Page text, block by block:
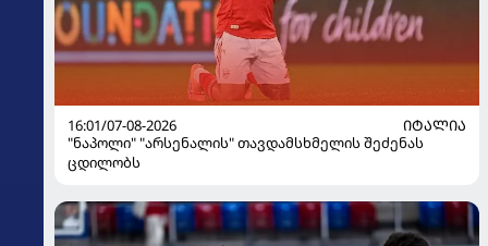
16:01/07-08-2026
ᲘᲢᲐᲚᲘᲐ
"ნაპოლი" "არსენალის" თავდამსხმელის შეძენას
ცდილობს